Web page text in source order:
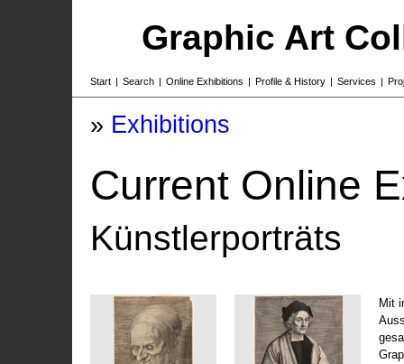
Graphic Art
Start | Search | Online Exhibitions | Profile & History | Services |
» Exhibitions
Current Online
Künstlerporträts
Mit